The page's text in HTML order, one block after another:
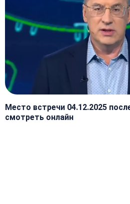
Место встречи 04.12.2025
смотреть онлайн